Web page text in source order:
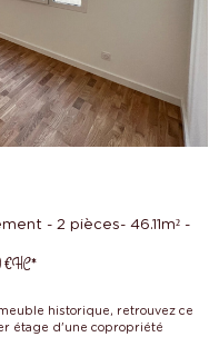
- 2 pièces- 46.11m² -
€HC*
historique, retrouvez ce
étage d'une copropriété